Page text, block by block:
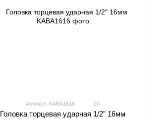
Артикул: KABA1616 20
Головка торцевая ударная 1/2" 16мм